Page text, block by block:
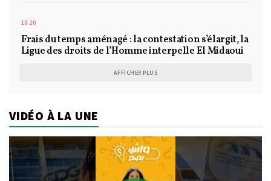
19:20
Frais du temps aménagé : la contestation s’élargit, la
Ligue des droits de l’Homme interpelle El Midaoui
AFFICHER PLUS
VIDÉO À LA UNE